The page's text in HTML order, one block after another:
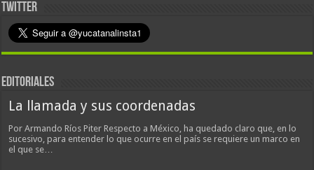
TWITTER
EDITORIALES
La llamada y sus coordenadas
Por Armando Ríos Piter Respecto a México, ha quedado claro que, en lo
sucesivo, para entender lo que ocurre en el país se requiere un marco en
el que se…